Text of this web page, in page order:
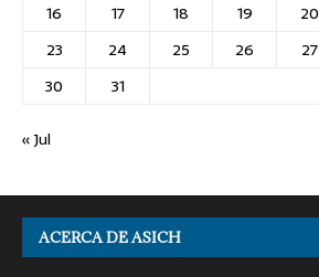
16
17 18 19 20
23
24 25 26 27
30
31
« Jul
ACERCA DE ASICH